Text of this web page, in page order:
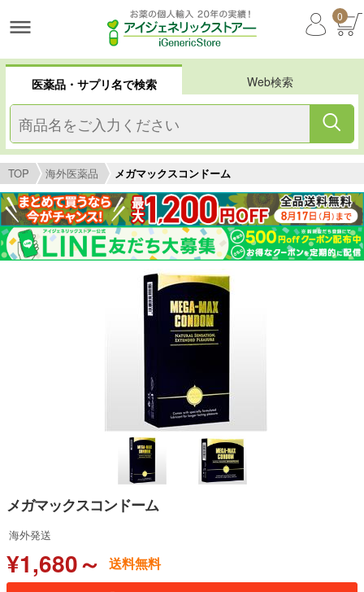
0
医薬品・サプリ名で検索 Web検索
TOP 海外医薬品 メガマックスコンドーム
メガマックスコンドーム
海外発送
¥1,680～ 送料無料